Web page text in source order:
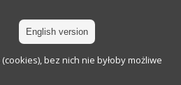
English version
bez nich nie byłoby możliwe